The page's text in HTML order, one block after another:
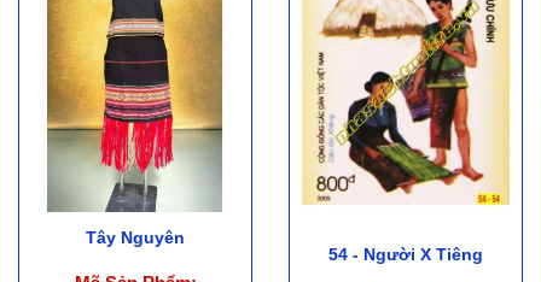
Tây Nguyên
54 - Người X Tiêng